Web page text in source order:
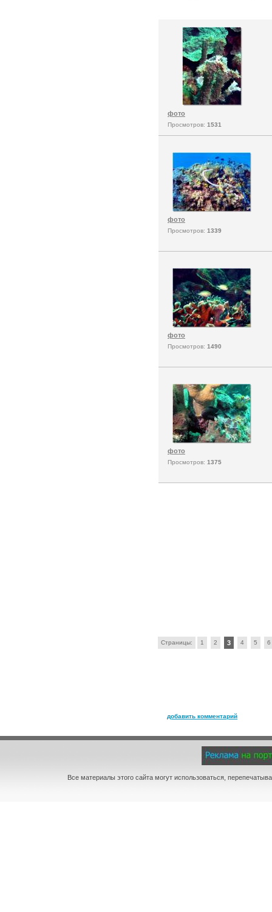
фото
Просмотров: 1531
фото
Просмотров: 1339
фото
Просмотров: 1490
фото
Просмотров: 1375
Страницы: 1 2 3 4 5 6
добавить комментарий
Все материалы этого сайта могут использоваться,